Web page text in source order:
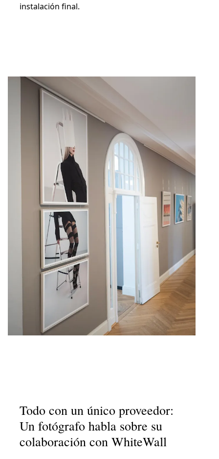
instalación final.
Todo con un único proveedor:
Un fotógrafo habla sobre su
colaboración con WhiteWall